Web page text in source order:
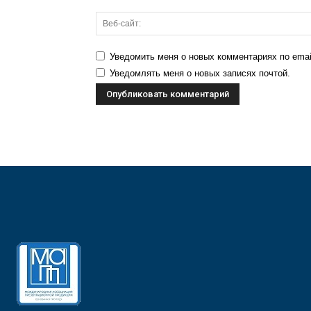
Уведомить меня о новых комментариях по
Уведомлять меня о новых записях почтой.